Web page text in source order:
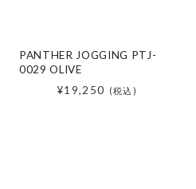
PANTHER JOGGING PTJ-
0029 OLIVE
¥19,250
(税込)